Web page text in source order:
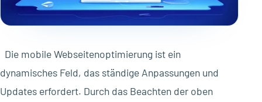
Die mobile Webseitenoptimierung ist ein
dynamisches Feld, das ständige Anpassungen und
Updates erfordert. Durch das Beachten der oben